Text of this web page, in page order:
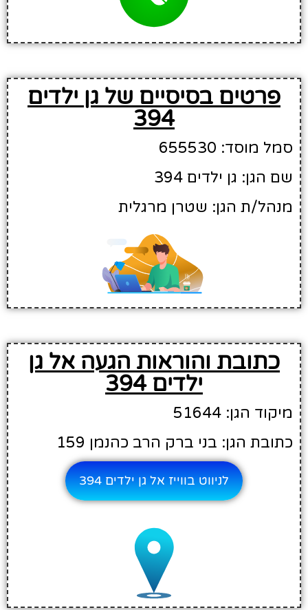
פרטים בסיסיים של גן ילדים
394
סמל מוסד: 655530
שם הגן: גן ילדים 394
מנהל/ת הגן: שטרן מרגלית
כתובת והוראות הגעה אל גן
ילדים 394
מיקוד הגן: 51644
כתובת הגן: בני ברק הרב כהנמן 159
לניווט בווייז אל גן ילדים 394